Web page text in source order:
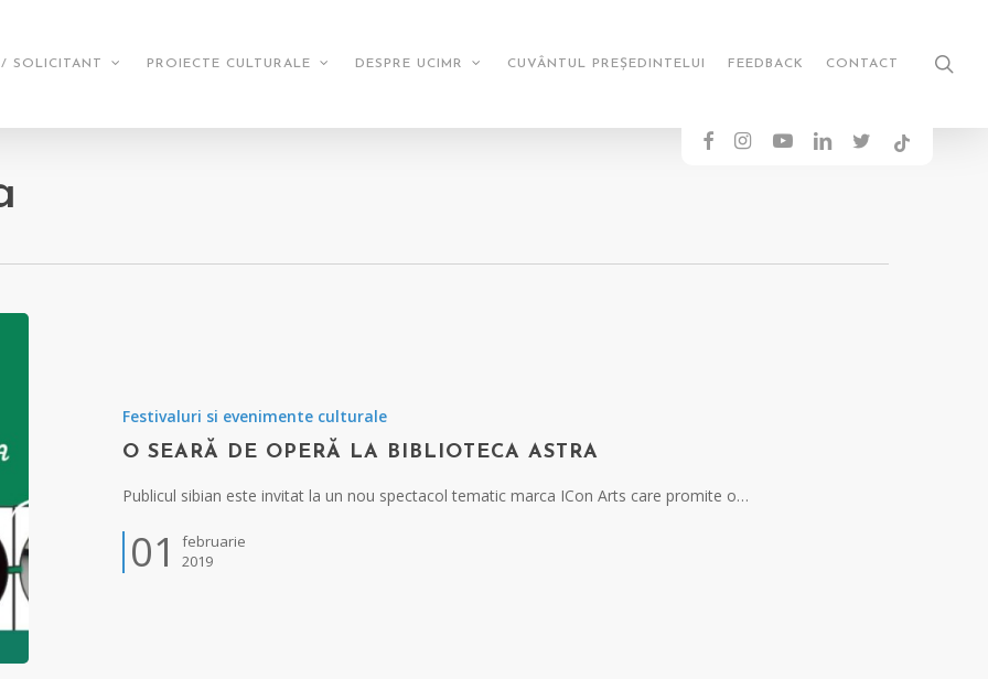
SOLICITANT PROIECTE CULTURALE DESPRE UCIMR CUVÂNTUL PREȘEDINTELUI FEEDBACK CONTACT
FACEBOOK
INSTAGRAMYOUTUBELINKEDINTWITTERTIKTOK
Festivaluri si evenimente culturale
O SEARĂ DE OPERĂ LA BIBLIOTECA ASTRA
Publicul sibian este invitat la un nou spectacol tematic marca ICon Arts care promite o…
01
februarie
2019